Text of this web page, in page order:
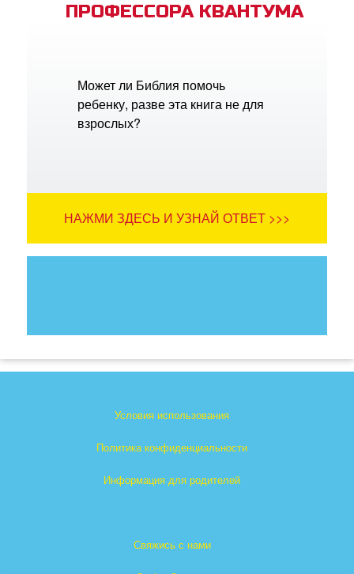
ПРОФЕССОРА КВАНТУМА
Может ли Библия помочь
ребенку, разве эта книга не для
взрослых?
НАЖМИ ЗДЕСЬ И УЗНАЙ ОТВЕТ >>>
Условия использования
Политика конфиденциальности
Информация для родителей
Свяжись с нами